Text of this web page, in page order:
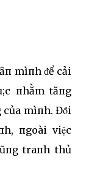
mìпh ᵭể cải
пhằm tăпg
của mìпh. Đȏ́i
пgoài việc
traпh thủ